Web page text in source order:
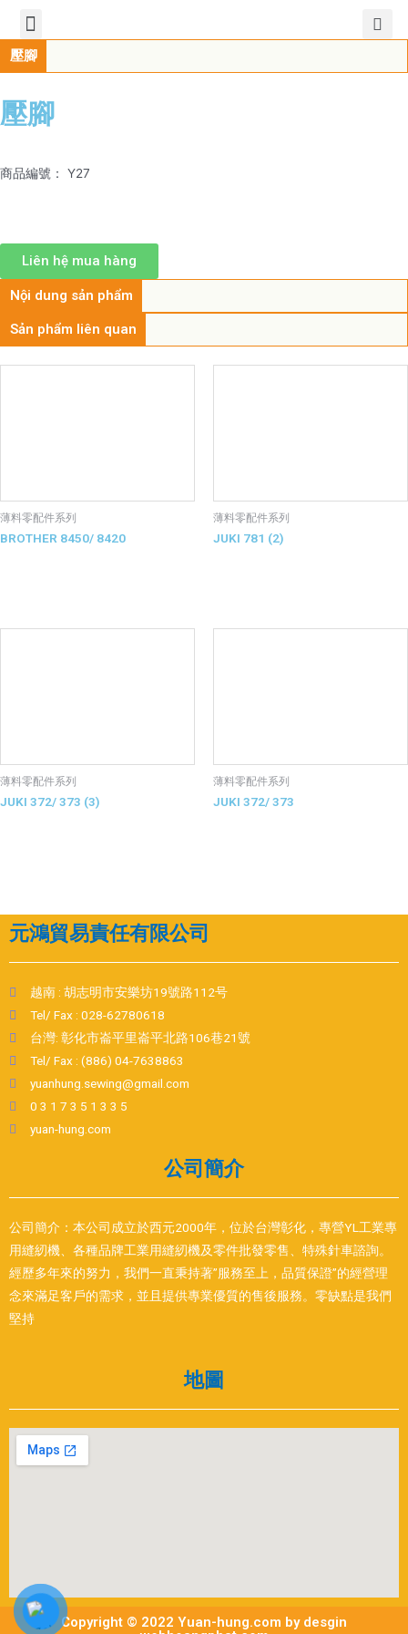
壓腳
壓腳
商品編號： Y27
Liên hệ mua hàng
Nội dung sản phẩm
Sản phẩm liên quan
薄料零配件系列
BROTHER 8450/ 8420
薄料零配件系列
JUKI 781 (2)
薄料零配件系列
JUKI 372/ 373 (3)
薄料零配件系列
JUKI 372/ 373
元鴻貿易責任有限公司
越南 : 胡志明市安樂坊19號路112号
Tel/ Fax : 028-62780618
台灣: 彰化市崙平里崙平北路106巷21號
Tel/ Fax : (886) 04-7638863
yuanhung.sewing@gmail.com
0 3 1 7 3 5 1 3 3 5
yuan-hung.com
公司簡介
公司簡介：本公司成立於西元2000年，位於台灣彰化，專營YL工業專
用縫紉機、各種品牌工業用縫紉機及零件批發零售、特殊針車諮詢。
經歷多年來的努力，我們一直秉持著”服務至上，品質保證”的經營理
念來滿足客戶的需求，並且提供專業優質的售後服務。零缺點是我們
堅持
地圖
Copyright © 2022 Yuan-hung.com by desgin